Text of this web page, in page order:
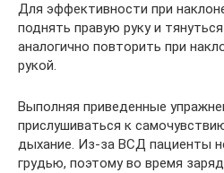
Для эффективности при
поднять правую руку и
аналогично повторить при
рукой.
Выполняя приведенные
прислушиваться к
дыхание. Из-за ВСД пациенты
грудью, поэтому во время